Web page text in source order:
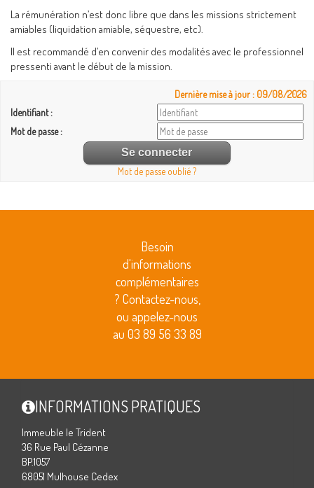
La rémunération n’est donc libre que dans les missions strictement
amiables (liquidation amiable, séquestre, etc).
Il est recommandé d’en convenir des modalités avec le professionnel
pressenti avant le début de la mission.
Dernière mise à jour : 09/08/2026
Identifiant :
Mot de passe :
Mot de passe oublié ?
Besoin
d'informations
complémentaires
? Contactez-nous,
ou appelez-nous
au 03 89 56 33 89
INFORMATIONS PRATIQUES
Immeuble le Trident
36 Rue Paul Cézanne
BP.1057
68051 Mulhouse Cedex